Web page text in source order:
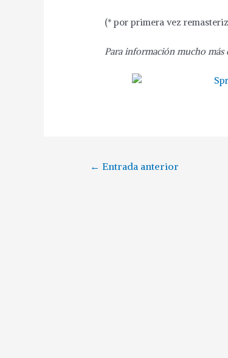
(* por primera vez
Para información mucho más
← Entrada anterior